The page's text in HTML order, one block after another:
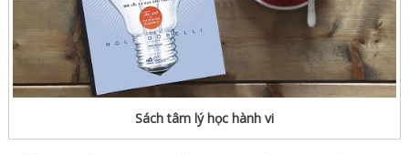
Sách tâm lý học hành vi